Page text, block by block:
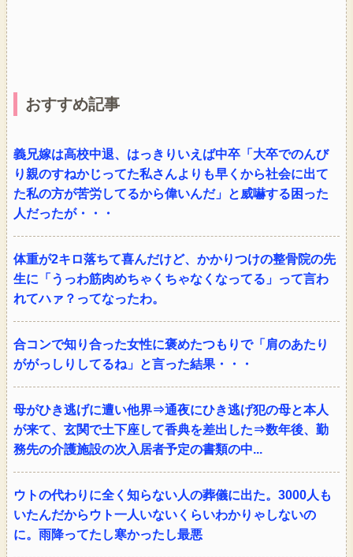
おすすめ記事
義兄嫁は高校中退、はっきりいえば中卒「大卒でのんび
り親のすねかじってた私さんよりも早くから社会に出て
た私の方が苦労してるから偉いんだ」と威嚇する困った
人だったが・・・
体重が2キロ落ちて喜んだけど、かかりつけの整骨院の先
生に「うっわ筋肉めちゃくちゃなくなってる」って言わ
れてハァ？ってなったわ。
合コンで知り合った女性に褒めたつもりで「肩のあたり
ががっしりしてるね」と言った結果・・・
母がひき逃げに遭い他界⇒通夜にひき逃げ犯の母と本人
が来て、玄関で土下座して香典を差出した⇒数年後、勤
務先の介護施設の次入居者予定の書類の中...
ウトの代わりに全く知らない人の葬儀に出た。3000人も
いたんだからウト一人いないくらいわかりゃしないの
に。雨降ってたし寒かったし最悪